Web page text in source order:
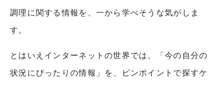
調理に関する情報を、一から学べそうな気がしま
す。
とはいえインターネットの世界では、「今の自分の
状況にぴったりの情報」を、ピンポイントで探すケ